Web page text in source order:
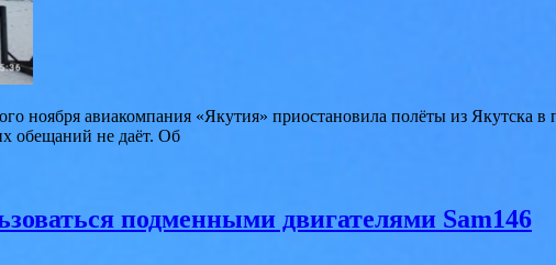
ноября авиакомпания «Якутия» приостановила полёты из Якутска в
обещаний не даёт. Об
подменными двигателями Sam146